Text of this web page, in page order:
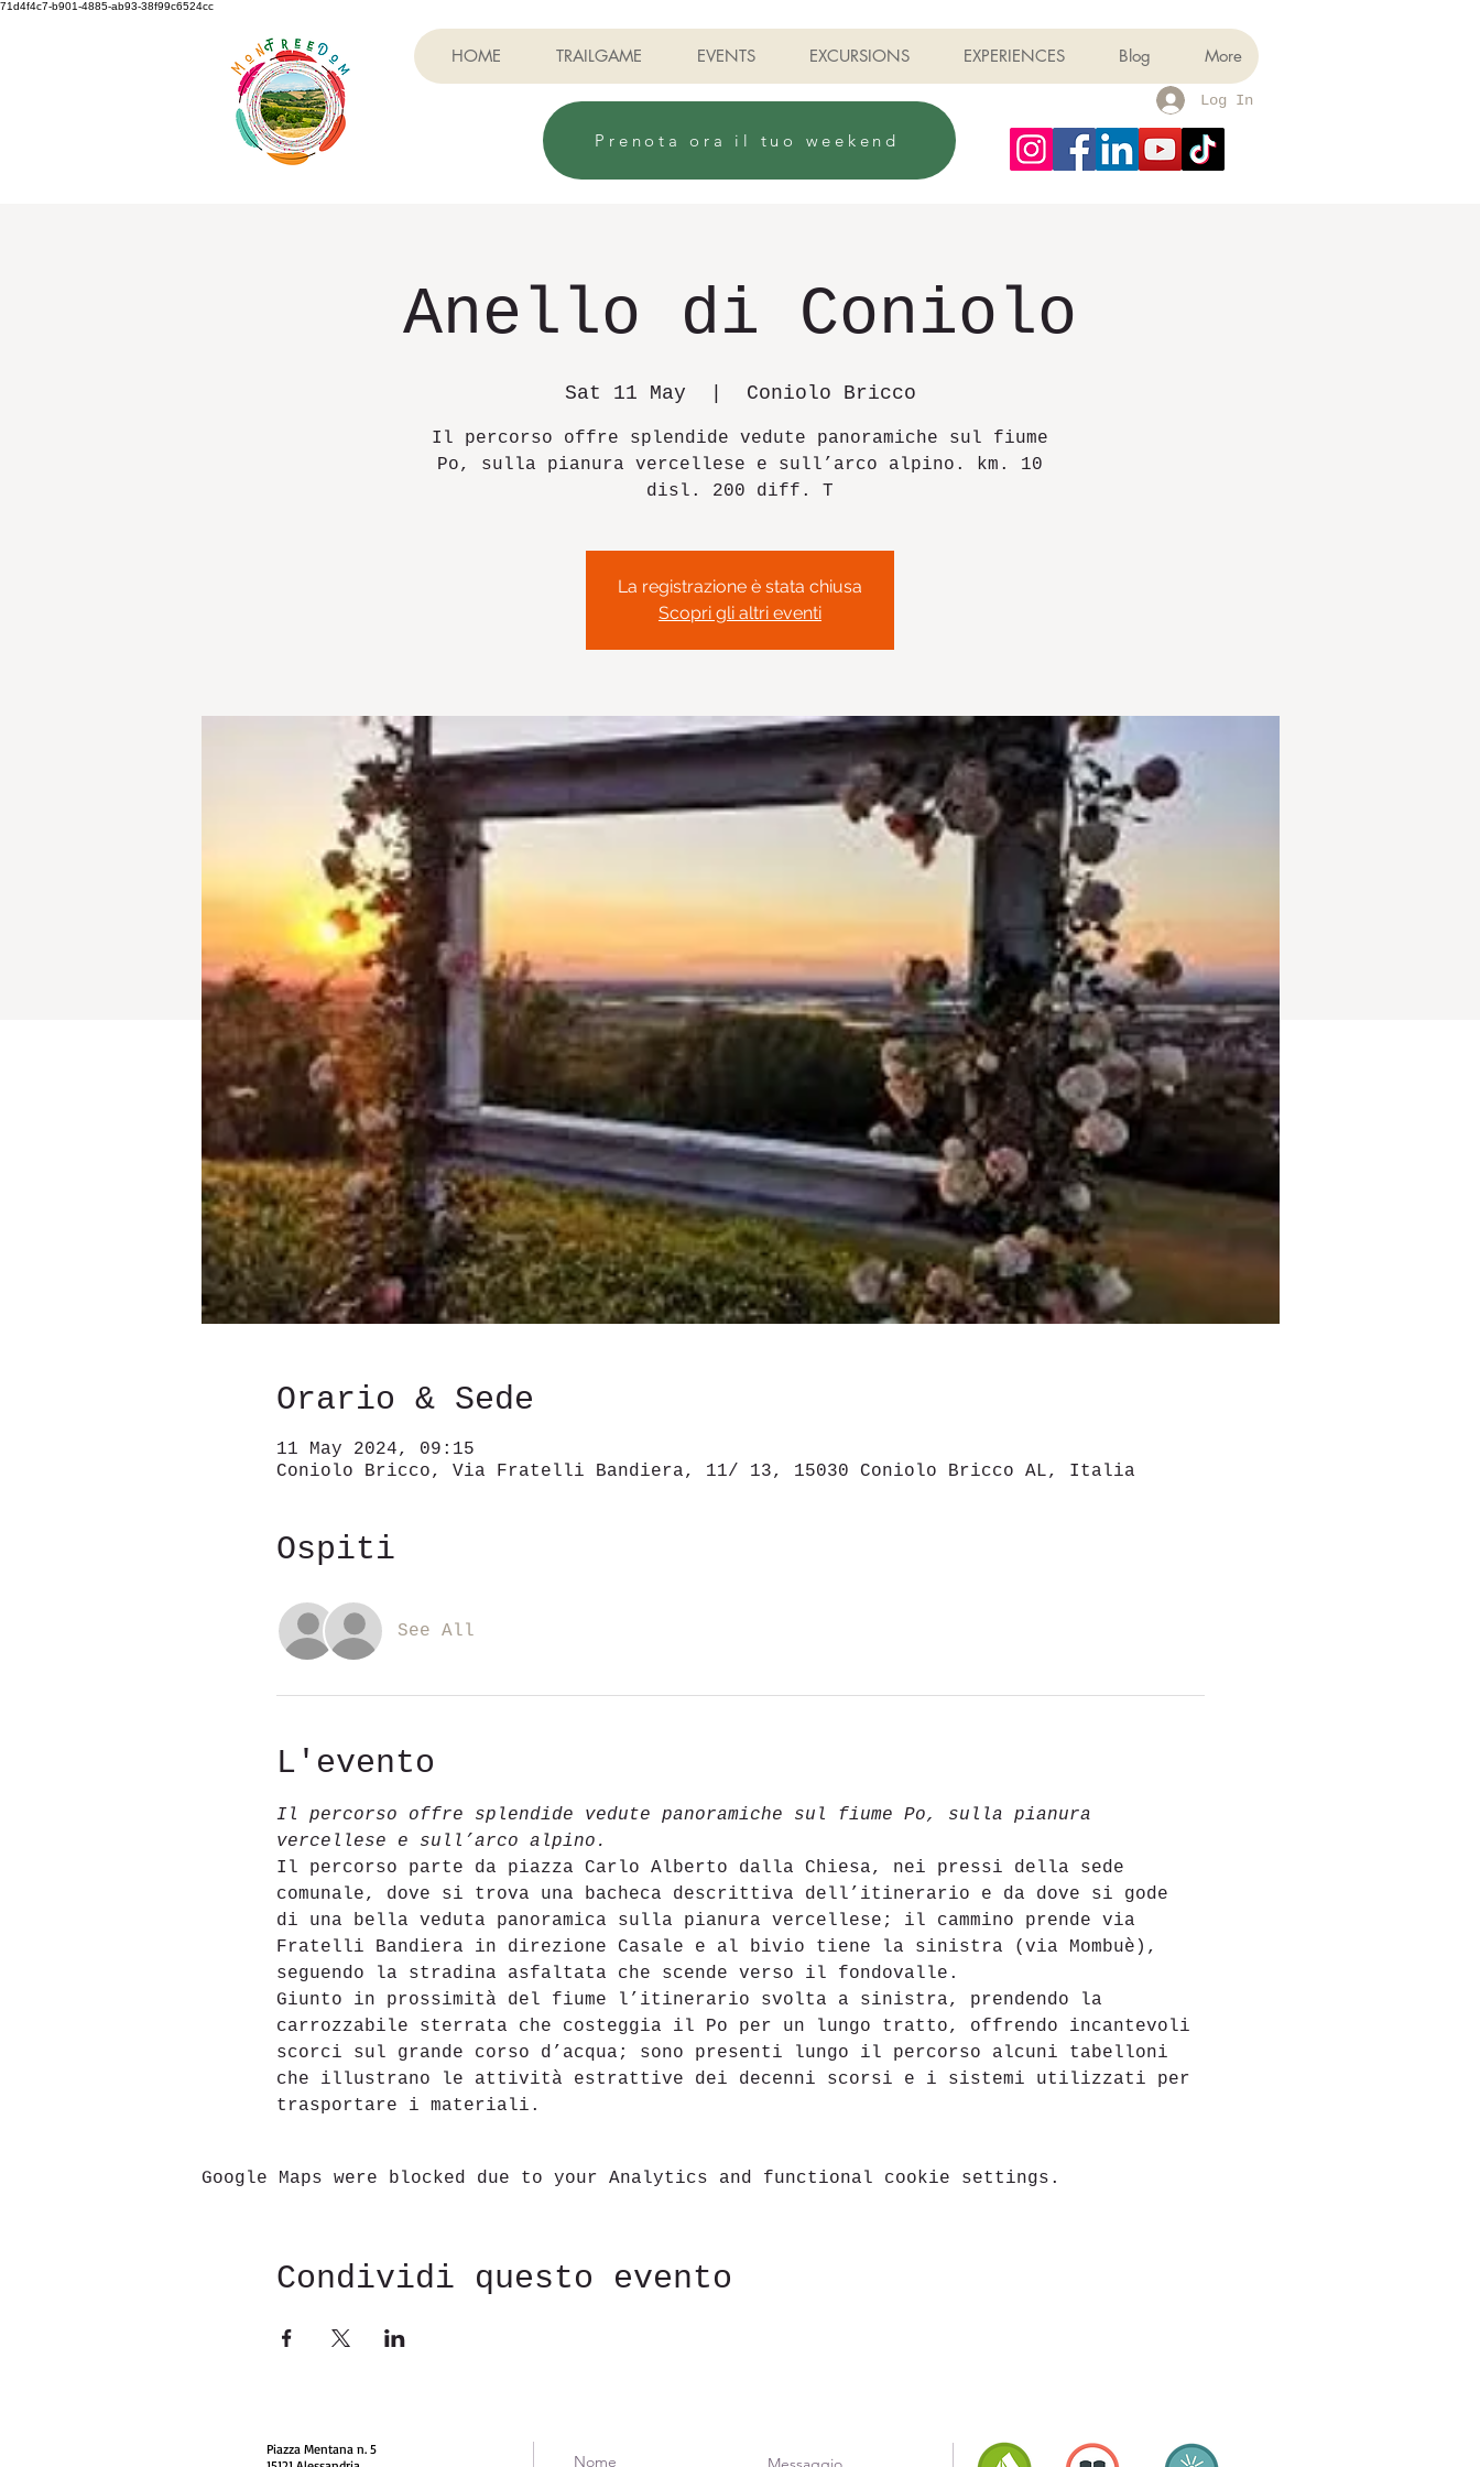
71d4f4c7-b901-4885-ab93-38f99c6524cc
HOME TRAILGAME EVENTS EXCURSIONS EXPERIENCES Blog More
Log In
Prenota ora il tuo weekend
Anello di Coniolo
Sat 11 May Coniolo Bricco
Il percorso offre splendide vedute panoramiche sul fiume
Po, sulla pianura vercellese e sull’arco alpino. km. 10
La registrazione è stata chiusa
Scopri gli altri eventi
Orario & Sede
11 May 2024, 09:15
Coniolo Bricco, Via Fratelli Bandiera, 11/ 13, 15030 Coniolo Bricco AL, Italia
Ospiti
See All
L'evento
Il percorso offre splendide vedute panoramiche sul fiume Po, sulla pianura
vercellese e sull’arco alpino.
Il percorso parte da piazza Carlo Alberto dalla Chiesa, nei pressi della sede
comunale, dove si trova una bacheca descrittiva dell’itinerario e da dove si gode
di una bella veduta panoramica sulla pianura vercellese; il cammino prende via
Fratelli Bandiera in direzione Casale e al bivio tiene la sinistra (via Mombuè),
seguendo la stradina asfaltata che scende verso il fondovalle.
Giunto in prossimità del fiume l’itinerario svolta a sinistra, prendendo la
carrozzabile sterrata che costeggia il Po per un lungo tratto, offrendo incantevoli
scorci sul grande corso d’acqua; sono presenti lungo il percorso alcuni tabelloni
che illustrano le attività estrattive dei decenni scorsi e i sistemi utilizzati per
trasportare i materiali.
Google Maps were blocked due to your Analytics and functional cookie settings.
Condividi questo evento
Piazza Mentana n. 5